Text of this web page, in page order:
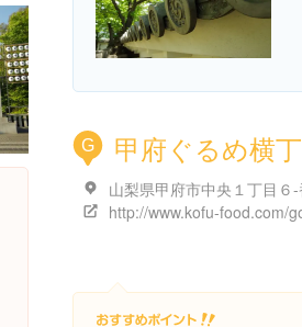
G 甲府ぐるめ横丁